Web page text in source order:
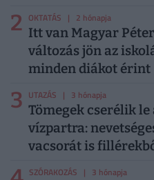
2 OKTATÁS | 2 hónapja
Itt van Magyar
változás jön az
minden diákot érint
3 UTAZÁS | 3 hónapja
Tömegek cserélik
vízpartra:
vacsorát is
SZÓRAKOZÁS | 3 hónapja